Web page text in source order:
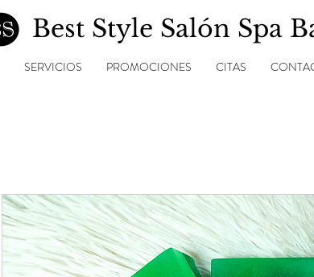
Best Style Salón Spa
SERVICIOS PROMOCIONES CITAS